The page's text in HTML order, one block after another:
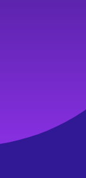
Tato cookie
Tato cookie
Tato cookie
kterou nechtěl
Tato cookie